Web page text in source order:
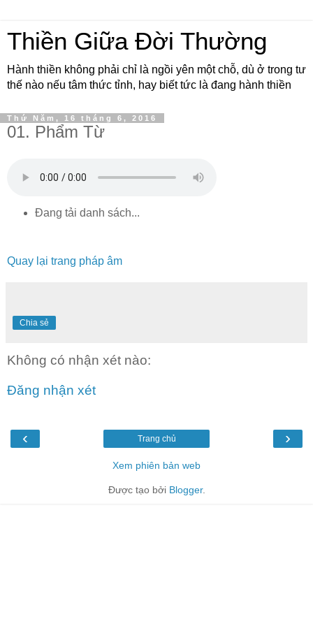
Thiền Giữa Đời Thường
Hành thiền không phải chỉ là ngồi yên một chỗ, dù ở trong tư
thế nào nếu tâm thức tỉnh, hay biết tức là đang hành thiền
Thứ Năm, 16 tháng 6, 2016
01. Phẩm Từ
Đang tải danh sách...
Quay lại trang pháp âm
Chia sẻ
Không có nhận xét nào:
Đăng nhận xét
‹ ›
Trang chủ
Xem phiên bản web
Được tạo bởi Blogger.